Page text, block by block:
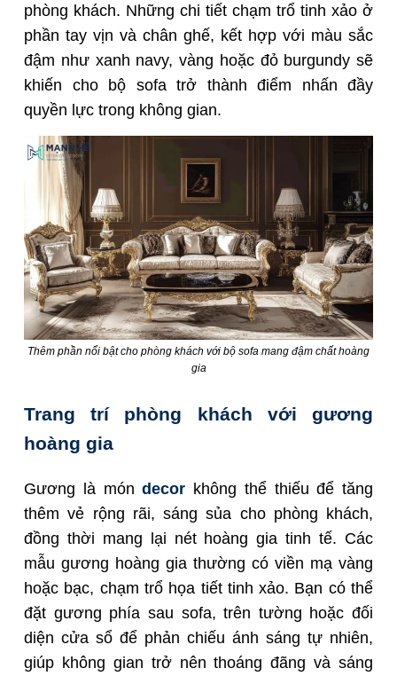
phòng khách. Những chi tiết chạm trổ tinh xảo ở
phần tay vịn và chân ghế, kết hợp với màu sắc
đậm như xanh navy, vàng hoặc đỏ burgundy sẽ
khiến cho bộ sofa trở thành điểm nhấn đầy
quyền lực trong không gian.
Thêm phần nổi bật cho phòng khách với bộ sofa mang đậm chất hoàng
gia
Trang trí phòng khách với gương
hoàng gia
Gương là móndecor không thể thiếu để tăng
thêm vẻ rộng rãi, sáng sủa cho phòng khách,
đồng thời mang lại nét hoàng gia tinh tế. Các
mẫu gương hoàng gia thường có viền mạ vàng
hoặc bạc, chạm trổ họa tiết tinh xảo. Bạn có thể
đặt gương phía sau sofa, trên tường hoặc đối
diện cửa sổ để phản chiếu ánh sáng tự nhiên,
giúp không gian trở nên thoáng đãng và sáng